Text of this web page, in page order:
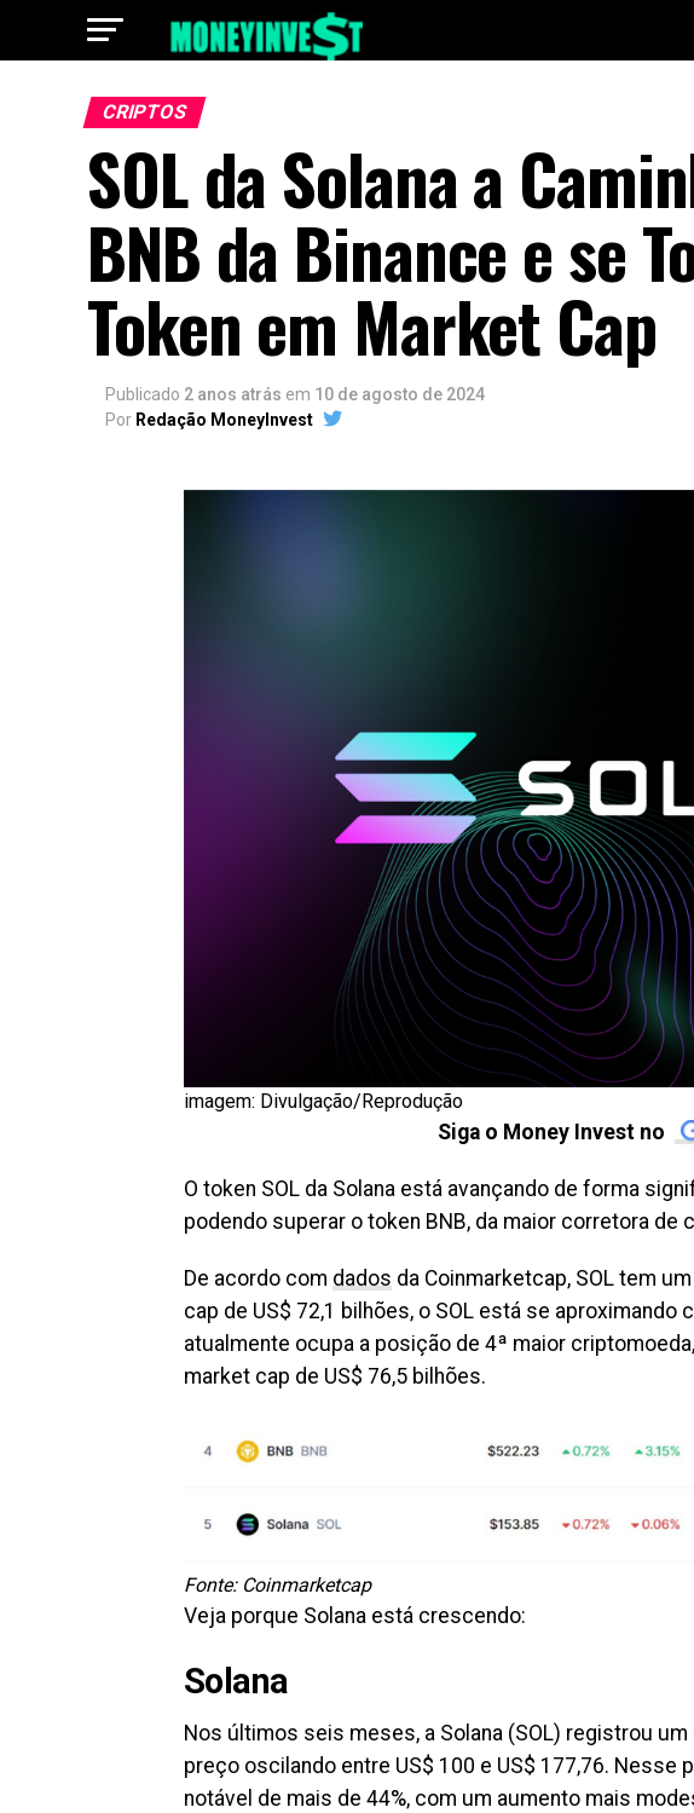
CRIPTOS
SOL da Solana a
BNB da Binance e se
Token em Market Cap
Publicado 2 anos atrás em 10 de agosto de 2024
Por Redação MoneyInvest
imagem: Divulgação/Reprodução
Siga o Money Invest no
O token SOL da Solana está avançando de forma
podendo superar o token BNB, da maior corretora de
De acordo com dados da Coinmarketcap, SOL tem
cap de US$ 72,1 bilhões, o SOL está se aproximando
atualmente ocupa a posição de 4ª maior
market cap de US$ 76,5 bilhões.
Fonte: Coinmarketcap
Veja porque Solana está crescendo:
Solana
Nos últimos seis meses, a Solana (SOL) registrou
preço oscilando entre US$ 100 e US$ 177,76. Nesse
notável de mais de 44%, com um aumento mais